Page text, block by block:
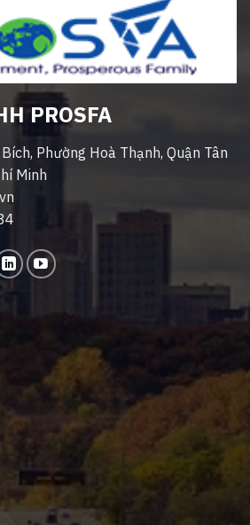
PROSFA
Phường Hoà Thạnh, Quận Tân
Minh